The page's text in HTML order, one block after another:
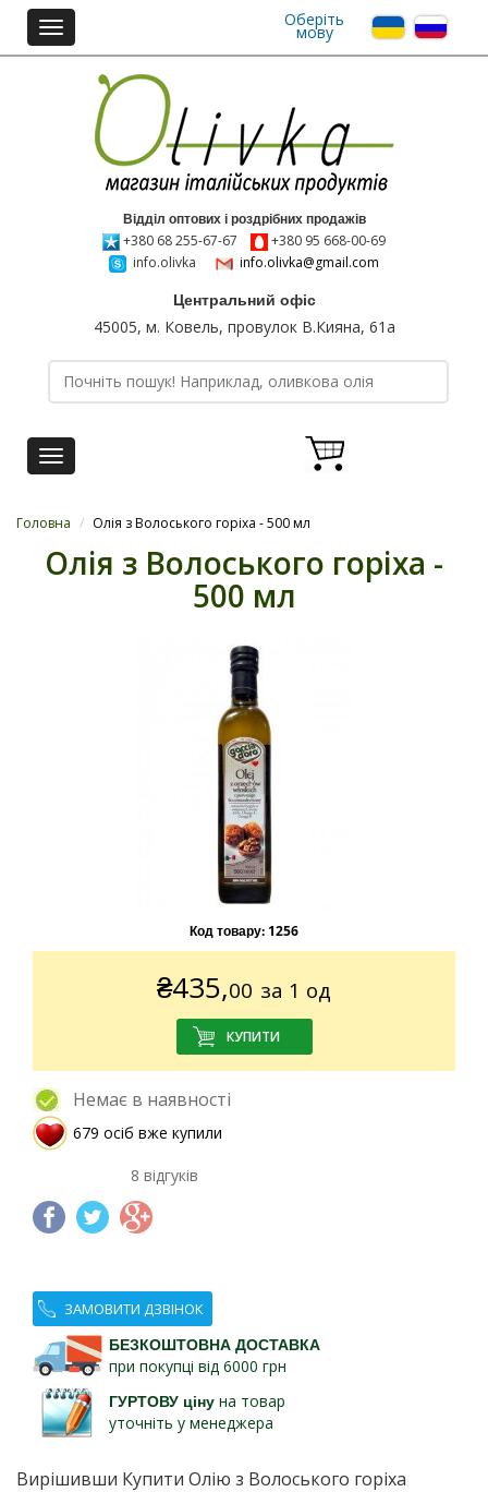
Toggle
navigation
Оберіть
мову
Відділ оптових і роздрібних продажів
+380 68 255-67-67
+380 95 668-00-69
info.olivka
info.olivka@gmail.com
Центральний офіс
45005, м. Ковель, провулок В.Кияна, 61а
Toggle
navigation
Головна / Олія з Волоського горіха - 500 мл
Олія з Волоського горіха -
500 мл
Код товару: 1256
₴435,00 за 1 од
Немає в наявності
679 осіб вже купили
8 відгуків
ЗАМОВИТИ ДЗВІНОК
БЕЗКОШТОВНА ДОСТАВКА
при покупці від 6000 грн
ГУРТОВУ ціну на товар
уточніть у менеджера
Вирішивши Купити Олію з Волоського горіха